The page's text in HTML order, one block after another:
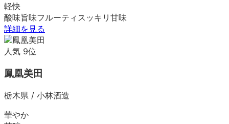
軽快
酸味旨味フルーティ スッキリ 甘味
詳細を見る
人気 9位
鳳凰美田
栃木県 / 小林酒造
華やか